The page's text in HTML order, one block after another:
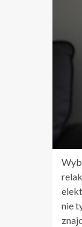
nie